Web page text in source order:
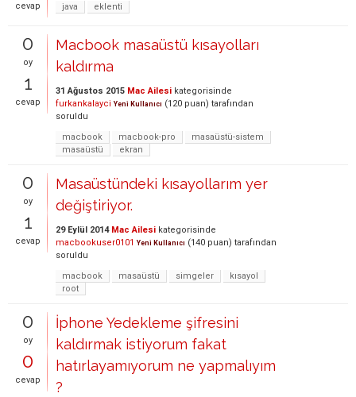
cevap
java
eklenti
0
oy
1
cevap
Macbook masaüstü kısayolları
kaldırma
31 Ağustos 2015 Mac Ailesi kategorisinde
furkankalayci Yeni Kullanıcı (120 puan) tarafından
soruldu
macbook
macbook-pro
masaüstü-sistem
masaüstü
ekran
0
oy
1
cevap
Masaüstündeki kısayollarım yer
değiştiriyor.
29 Eylül 2014 Mac Ailesi kategorisinde
macbookuser0101 Yeni Kullanıcı (140 puan) tarafından
soruldu
macbook
masaüstü simgeler
kısayol
root
0
oy
0
cevap
İphone Yedekleme şifresini
kaldırmak istiyorum fakat
hatırlayamıyorum ne yapmalıyım
?